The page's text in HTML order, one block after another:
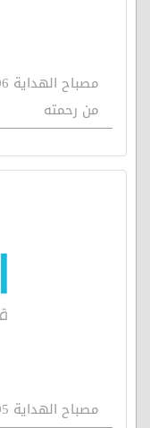
من رحمته
مصباح الهداية 305 - طلب المغفرة مقدّمة للمناجاة